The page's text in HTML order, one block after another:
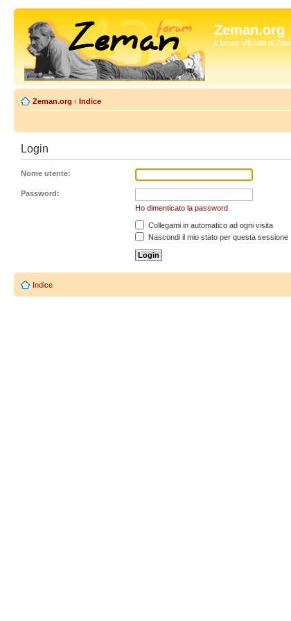
Zeman.org
Il forum ufficiale di
Zeman.org ‹ Indice
Login
Nome utente:
Password:
Ho dimenticato la password
Collegami in automatico ad ogni visita
Nascondi il mio stato per questa sessione
Indice